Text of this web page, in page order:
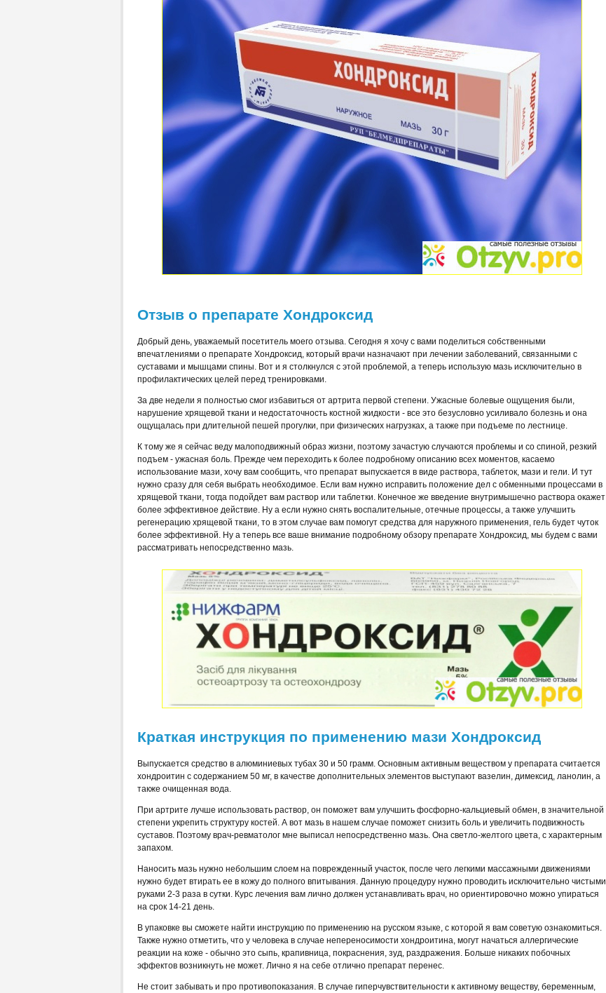
Отзыв о препарате Хондроксид
Добрый день, уважаемый посетитель моего отзыва. Сегодня я хочу с вами поделиться собственными
впечатлениями о препарате Хондроксид, который врачи назначают при лечении заболеваний, связанными с
суставами и мышцами спины. Вот и я столкнулся с этой проблемой, а теперь использую мазь исключительно в
профилактических целей перед тренировками.
За две недели я полностью смог избавиться от артрита первой степени. Ужасные болевые ощущения были,
нарушение хрящевой ткани и недостаточность костной жидкости - все это безусловно усиливало болезнь и она
ощущалась при длительной пешей прогулки, при физических нагрузках, а также при подъеме по лестнице.
К тому же я сейчас веду малоподвижный образ жизни, поэтому зачастую случаются проблемы и со спиной, резкий
подъем - ужасная боль. Прежде чем переходить к более подробному описанию всех моментов, касаемо
использование мази, хочу вам сообщить, что препарат выпускается в виде раствора, таблеток, мази и гели. И тут
нужно сразу для себя выбрать необходимое. Если вам нужно исправить положение дел с обменными процессами в
хрящевой ткани, тогда подойдет вам раствор или таблетки. Конечное же введение внутримышечно раствора окажет
более эффективное действие. Ну а если нужно снять воспалительные, отечные процессы, а также улучшить
регенерацию хрящевой ткани, то в этом случае вам помогут средства для наружного применения, гель будет чуток
более эффективной. Ну а теперь все ваше внимание подробному обзору препарате Хондроксид, мы будем с вами
рассматривать непосредственно мазь.
Краткая инструкция по применению мази Хондроксид
Выпускается средство в алюминиевых тубах 30 и 50 грамм. Основным активным веществом у препарата считается
хондроитин с содержанием 50 мг, в качестве дополнительных элементов выступают вазелин, димексид, ланолин, а
также очищенная вода.
При артрите лучше использовать раствор, он поможет вам улучшить фосфорно-кальциевый обмен, в значительной
степени укрепить структуру костей. А вот мазь в нашем случае поможет снизить боль и увеличить подвижность
суставов. Поэтому врач-ревматолог мне выписал непосредственно мазь. Она светло-желтого цвета, с характерным
запахом.
Наносить мазь нужно небольшим слоем на поврежденный участок, после чего легкими массажными движениями
нужно будет втирать ее в кожу до полного впитывания. Данную процедуру нужно проводить исключительно чистыми
руками 2-3 раза в сутки. Курс лечения вам лично должен устанавливать врач, но ориентировочно можно упираться
на срок 14-21 день.
В упаковке вы сможете найти инструкцию по применению на русском языке, с которой я вам советую ознакомиться.
Также нужно отметить, что у человека в случае непереносимости хондроитина, могут начаться аллергические
реакции на коже - обычно это сыпь, крапивница, покраснения, зуд, раздражения. Больше никаких побочных
эффектов возникнуть не может. Лично я на себе отлично препарат перенес.
Не стоит забывать и про противопоказания. В случае гиперчувствительности к активному веществу, беременным,